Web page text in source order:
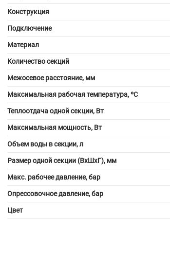
Конструкция
Подключение
Материал
Количество секций
Межосевое расстояние, мм
Максимальная рабочая температура, ºС
Теплоотдача одной секции, Вт
Максимальная мощность, Вт
Объем воды в секции, л
Размер одной секции (ВхШхГ), мм
Макс. рабочее давление, бар
Опрессовочное давление, бар
Цвет